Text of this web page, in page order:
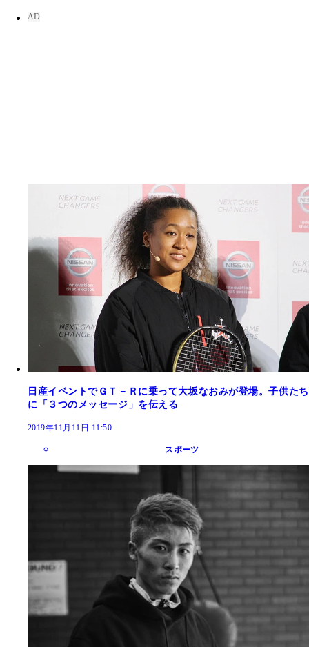
日産イベントでＧＴ－Ｒに乗って大坂なおみが登場。子供たち
に「３つのメッセージ」を伝える
2019年11月11日 11:50
スポーツ